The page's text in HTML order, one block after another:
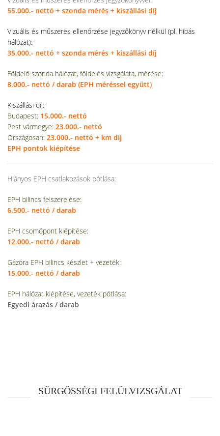
55.000.- nettó + szonda mérés + kiszállási díj
Vizuális és műszeres ellenőrzése jegyzőkönyv nélkül (pl. hibás
hálózat):
35.000.- nettó + szonda mérés + kiszállási díj
Földelő szonda hálózat, földelés vizsgálata, mérése:
8.000.- nettó / darab (EPH méréssel együtt)
Kiszállási díj:
Budapest: 15.000.- nettó
Pest vármegye: 23.000.- nettó
Országosan: 23.000.- nettó + km díj
EPH pontok kiépítése
Hiányos EPH csatlakozások pótlása:
EPH bilincs felszerelése:
6.500.- nettó / darab
EPH csomópont kiépítése:
12.000.- nettó / darab
Gázóra EPH bilincs készlet + vezeték:
15.000.- nettó / darab
EPH hálózat kiépítése, vezeték pótlása:
Egyedi árazás / darab
SÜRGŐSSÉGI FELÜLVIZSGÁLAT